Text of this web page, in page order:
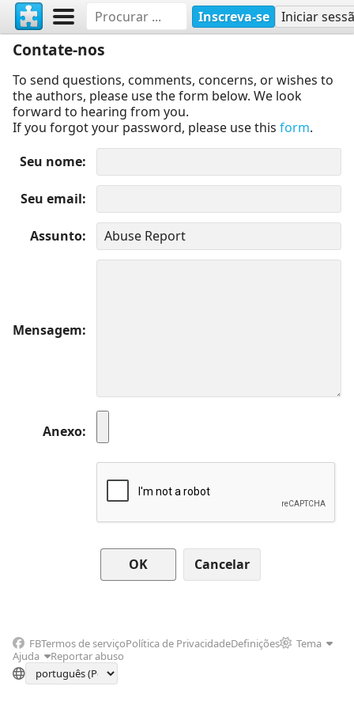
Inscreva-se Iniciar
Contate-nos
To send questions, comments, concerns, or wishes to
the authors, please use the form below. We look
forward to hearing from you.
If you forgot your password, please use this form.
Seu nome
Seu email
Assunto
Mensagem
Anexo
Cancelar
FBTermos de serviçoPolítica de PrivacidadeDefinições
Tema
Ajuda
Reportar abuso